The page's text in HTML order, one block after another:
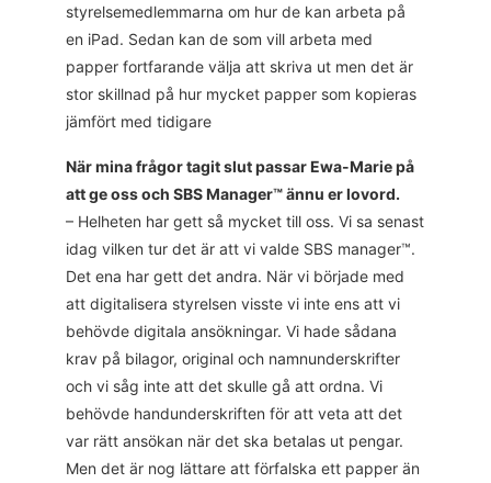
styrelsemedlemmarna om hur de kan arbeta på
en iPad. Sedan kan de som vill arbeta med
papper fortfarande välja att skriva ut men det är
stor skillnad på hur mycket papper som kopieras
jämfört med tidigare
När mina frågor tagit slut passar Ewa-Marie på
att ge oss och SBS Manager™ ännu er lovord.
– Helheten har gett så mycket till oss. Vi sa senast
idag vilken tur det är att vi valde SBS manager™.
Det ena har gett det andra. När vi började med
att digitalisera styrelsen visste vi inte ens att vi
behövde digitala ansökningar. Vi hade sådana
krav på bilagor, original och namnunderskrifter
och vi såg inte att det skulle gå att ordna. Vi
behövde handunderskriften för att veta att det
var rätt ansökan när det ska betalas ut pengar.
Men det är nog lättare att förfalska ett papper än